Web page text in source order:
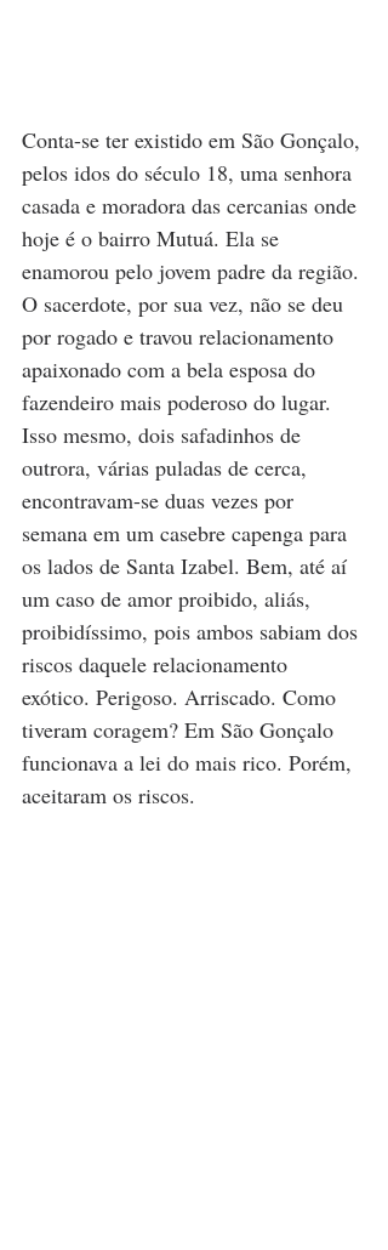
Conta-se ter existido em São Gonçalo,
pelos idos do século 18, uma senhora
casada e moradora das cercanias onde
hoje é o bairro Mutuá. Ela se
enamorou pelo jovem padre da região.
O sacerdote, por sua vez, não se deu
por rogado e travou relacionamento
apaixonado com a bela esposa do
fazendeiro mais poderoso do lugar.
Isso mesmo, dois safadinhos de
outrora, várias puladas de cerca,
encontravam-se duas vezes por
semana em um casebre capenga para
os lados de Santa Izabel. Bem, até aí
um caso de amor proibido, aliás,
proibidíssimo, pois ambos sabiam dos
riscos daquele relacionamento
exótico. Perigoso. Arriscado. Como
tiveram coragem? Em São Gonçalo
funcionava a lei do mais rico. Porém,
aceitaram os riscos.